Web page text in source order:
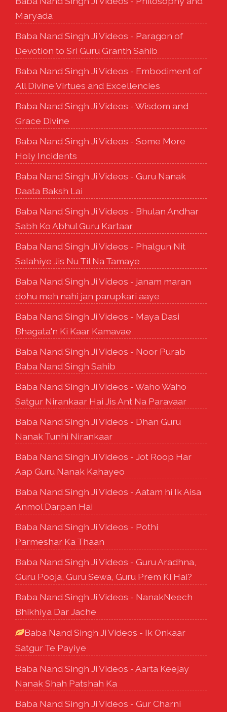
Maryada
Baba Nand Singh Ji Videos - Paragon of
Devotion to Sri Guru Granth Sahib
Baba Nand Singh Ji Videos - Embodiment of
All Divine Virtues and Excellencies
Baba Nand Singh Ji Videos - Wisdom and
Grace Divine
Baba Nand Singh Ji Videos - Some More
Holy Incidents
Baba Nand Singh Ji Videos - Guru Nanak
Daata Baksh Lai
Baba Nand Singh Ji Videos - Bhulan Andhar
Sabh Ko Abhul Guru Kartaar
Baba Nand Singh Ji Videos - Phalgun Nit
Salahiye Jis Nu Til Na Tamaye
Baba Nand Singh Ji Videos - janam maran
dohu meh nahi jan parupkari aaye
Baba Nand Singh Ji Videos - Maya Dasi
Bhagata'n Ki Kaar Kamavae
Baba Nand Singh Ji Videos - Noor Purab
Baba Nand Singh Sahib
Baba Nand Singh Ji Videos - Waho Waho
Satgur Nirankaar Hai Jis Ant Na Paravaar
Baba Nand Singh Ji Videos - Dhan Guru
Nanak Tunhi Nirankaar
Baba Nand Singh Ji Videos - Jot Roop Har
Aap Guru Nanak Kahayeo
Baba Nand Singh Ji Videos - Aatam hi Ik Aisa
Anmol Darpan Hai
Baba Nand Singh Ji Videos - Pothi
Parmeshar Ka Thaan
Baba Nand Singh Ji Videos - Guru Aradhna,
Guru Pooja, Guru Sewa, Guru Prem Ki Hai?
Baba Nand Singh Ji Videos - NanakNeech
Bhikhiya Dar Jache
Baba Nand Singh Ji Videos - Ik Onkaar
Satgur Te Payiye
Baba Nand Singh Ji Videos - Aarta Keejay
Nanak Shah Patshah Ka
Baba Nand Singh Ji Videos - Gur Charni